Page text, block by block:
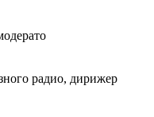
радио, дирижер